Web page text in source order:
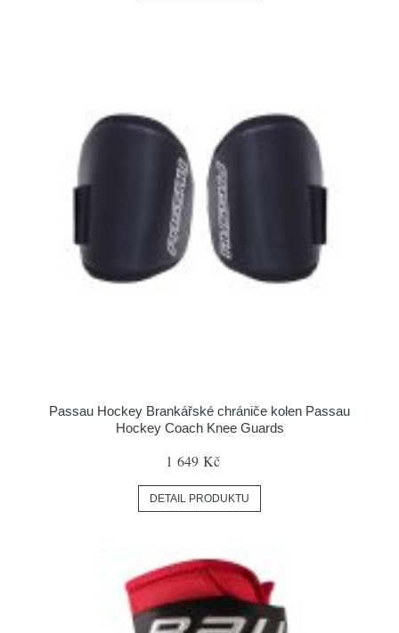
Passau Hockey Brankářské chrániče kolen Passau
Hockey Coach Knee Guards
1 649 Kč
DETAIL PRODUKTU